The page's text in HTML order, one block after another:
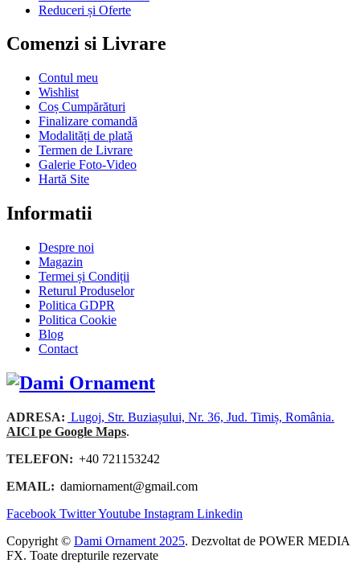
Reduceri și Oferte
Comenzi si Livrare
Contul meu
Wishlist
Coș Cumpărături
Finalizare comandă
Modalități de plată
Termen de Livrare
Galerie Foto-Video
Hartă Site
Informatii
Despre noi
Magazin
Termei și Condiții
Returul Produselor
Politica GDPR
Politica Cookie
Blog
Contact
ADRESA: Lugoj, Str. Buziașului, Nr. 36, Jud. Timiș, România.
AICI pe Google Maps.
TELEFON: +40 721153242
EMAIL: damiornament@gmail.com
Facebook TwitterYoutube Instagram Linkedin
Copyright © Dami Ornament 2025. Dezvoltat de POWER MEDIA
FX. Toate drepturile rezervate